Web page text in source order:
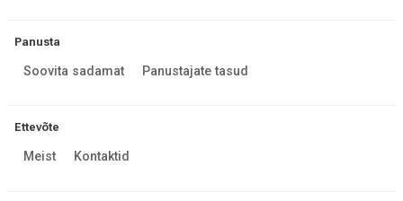
Panusta
Soovita sadamat Panustajate tasud
Ettevõte
Meist Kontaktid